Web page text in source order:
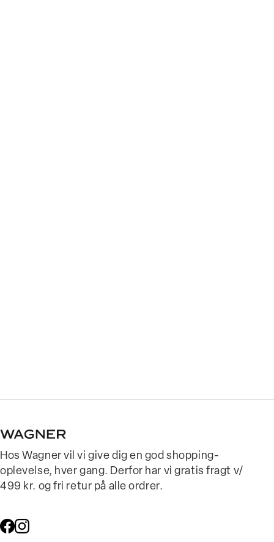
Hos Wagner vil vi give dig en god shopping-
oplevelse, hver gang. Derfor har vi gratis fragt v/
499 kr. og fri retur på alle ordrer.